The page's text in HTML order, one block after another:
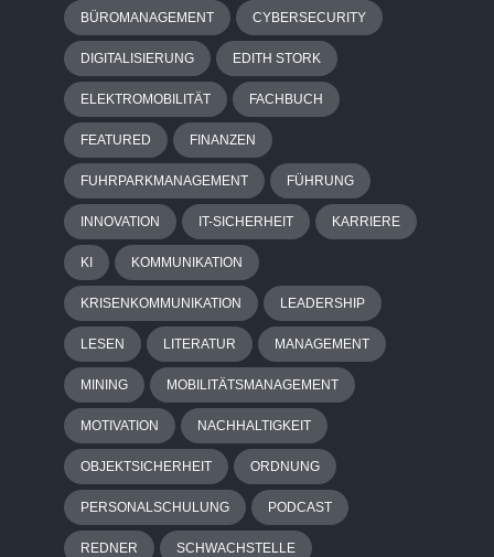
BÜROMANAGEMENT CYBERSECURITY
DIGITALISIERUNG EDITH STORK
ELEKTROMOBILITÄT FACHBUCH
FEATURED FINANZEN
FUHRPARKMANAGEMENT FÜHRUNG
INNOVATION IT-SICHERHEIT KARRIERE
KI KOMMUNIKATION
KRISENKOMMUNIKATION LEADERSHIP
LESEN LITERATUR MANAGEMENT
MINING MOBILITÄTSMANAGEMENT
MOTIVATION NACHHALTIGKEIT
OBJEKTSICHERHEIT ORDNUNG
PERSONALSCHULUNG PODCAST
REDNER SCHWACHSTELLE